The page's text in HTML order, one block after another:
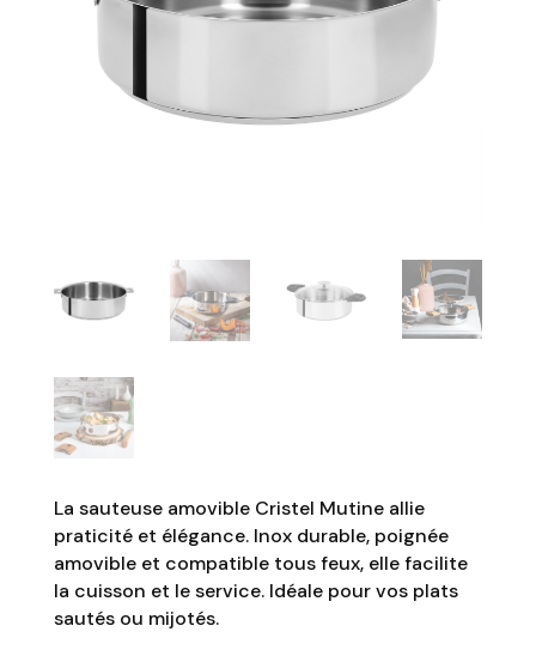
La sauteuse amovible Cristel Mutine allie
praticité et élégance. Inox durable, poignée
amovible et compatible tous feux, elle facilite
la cuisson et le service. Idéale pour vos plats
sautés ou mijotés.